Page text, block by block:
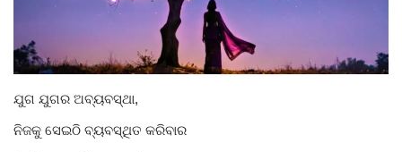
Gallery
ସାହିତ୍ୟ
ଯୁଗ ଯୁଗର ଅବ୍ୟବସ୍ଥା,
ନିଜକୁ ସେଇଠି ବ୍ୟବସ୍ଥିତ କରିବାର